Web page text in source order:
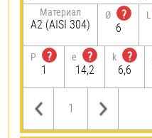
Материал
А2 (AISI 304)
Ø
?
6
L
P
?
1
e
?
14,2
k
?
6,6